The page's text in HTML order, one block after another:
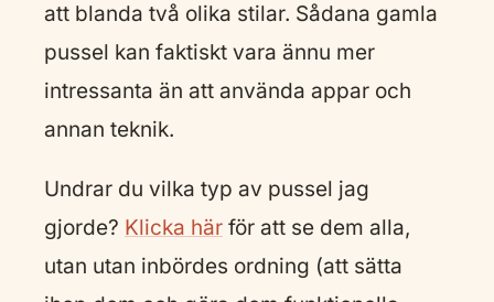
att blanda två olika stilar. Sådana gamla
pussel kan faktiskt vara ännu mer
intressanta än att använda appar och
annan teknik.
Undrar du vilka typ av pussel jag
gjorde? Klicka här för att se dem alla,
utan utan inbördes ordning (att sätta